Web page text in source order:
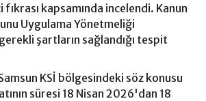
kapsamında incelendi. Kanun
Uygulama Yönetmeliği
şartların sağlandığı tespit
KSİ bölgesindeki söz konusu
süresi 18 Nisan 2026'dan 18